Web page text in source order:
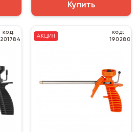
Купить
код:
201784
АКЦИЯ
код:
190280